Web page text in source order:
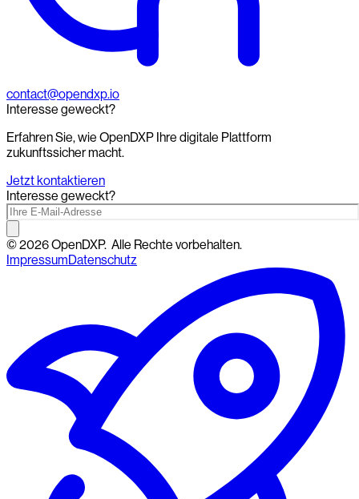
contact@opendxp.io
Interesse geweckt?
Erfahren Sie, wie OpenDXP Ihre digitale Plattform
zukunftssicher macht.
Jetzt kontaktieren
Interesse geweckt?
©2026OpenDXP. Alle Rechte vorbehalten.
ImpressumDatenschutz